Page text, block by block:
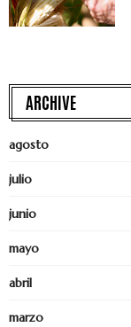
ARCHIVE
agosto
julio
junio
mayo
abril
marzo